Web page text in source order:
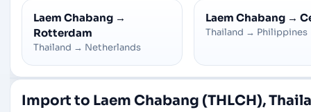
Laem Chabang →
Rotterdam
Thailand → Netherlands
Laem Chabang →
Thailand → Philippines
Import to Laem Chabang (THLCH),